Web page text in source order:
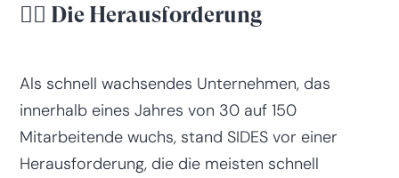
😮‍💨 Die Herausforderung
Als schnell wachsendes Unternehmen, das
innerhalb eines Jahres von 30 auf 150
Mitarbeitende wuchs, stand SIDES vor einer
Herausforderung, die die meisten schnell